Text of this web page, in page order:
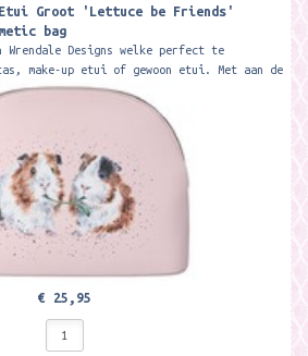
Groot 'Lettuce be Friends'
bag
Wrendale Designs welke perfect te
make-up etui of gewoon etui. Met aan de
€ 25,95